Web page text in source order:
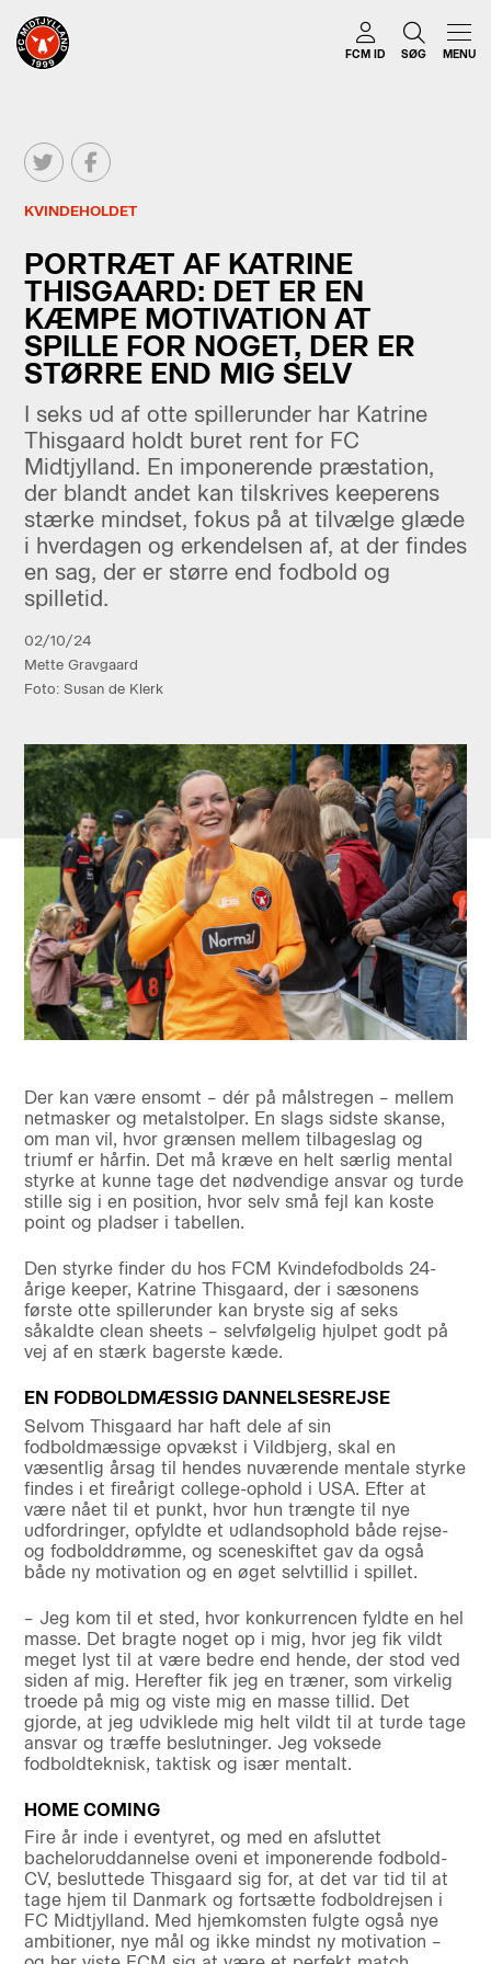
FCM ID SØG MENU
KVINDEHOLDET
PORTRÆT AF KATRINE
THISGAARD: DET ER EN
KÆMPE MOTIVATION AT
SPILLE FOR NOGET, DER ER
STØRRE END MIG SELV
I seks ud af otte spillerunder har Katrine
Thisgaard holdt buret rent for FC
Midtjylland. En imponerende præstation,
der blandt andet kan tilskrives keeperens
stærke mindset, fokus på at tilvælge glæde
i hverdagen og erkendelsen af, at der findes
en sag, der er større end fodbold og
spilletid.
02/10/24
Mette Gravgaard
Foto: Susan de Klerk
Der kan være ensomt – dér på målstregen – mellem
netmasker og metalstolper. En slags sidste skanse,
om man vil, hvor grænsen mellem tilbageslag og
triumf er hårfin. Det må kræve en helt særlig mental
styrke at kunne tage det nødvendige ansvar og turde
stille sig i en position, hvor selv små fejl kan koste
point og pladser i tabellen.
Den styrke finder du hos FCM Kvindefodbolds 24-
årige keeper, Katrine Thisgaard, der i sæsonens
første otte spillerunder kan bryste sig af seks
såkaldte clean sheets – selvfølgelig hjulpet godt på
vej af en stærk bagerste kæde.
EN FODBOLDMÆSSIG DANNELSESREJSE
Selvom Thisgaard har haft dele af sin
fodboldmæssige opvækst i Vildbjerg, skal en
væsentlig årsag til hendes nuværende mentale styrke
findes i et fireårigt college-ophold i USA. Efter at
være nået til et punkt, hvor hun trængte til nye
udfordringer, opfyldte et udlandsophold både rejse-
og fodbolddrømme, og sceneskiftet gav da også
både ny motivation og en øget selvtillid i spillet.
– Jeg kom til et sted, hvor konkurrencen fyldte en hel
masse. Det bragte noget op i mig, hvor jeg fik vildt
meget lyst til at være bedre end hende, der stod ved
siden af mig. Herefter fik jeg en træner, som virkelig
troede på mig og viste mig en masse tillid. Det
gjorde, at jeg udviklede mig helt vildt til at turde tage
ansvar og træffe beslutninger. Jeg voksede
fodboldteknisk, taktisk og især mentalt.
HOME COMING
Fire år inde i eventyret, og med en afsluttet
bacheloruddannelse oveni et imponerende fodbold-
CV, besluttede Thisgaard sig for, at det var tid til at
tage hjem til Danmark og fortsætte fodboldrejsen i
FC Midtjylland. Med hjemkomsten fulgte også nye
ambitioner, nye mål og ikke mindst ny motivation –